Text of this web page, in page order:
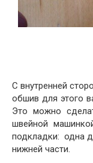
С внутренней
обшив для этого
Это можно
швейной
подкладки: одна
нижней части.